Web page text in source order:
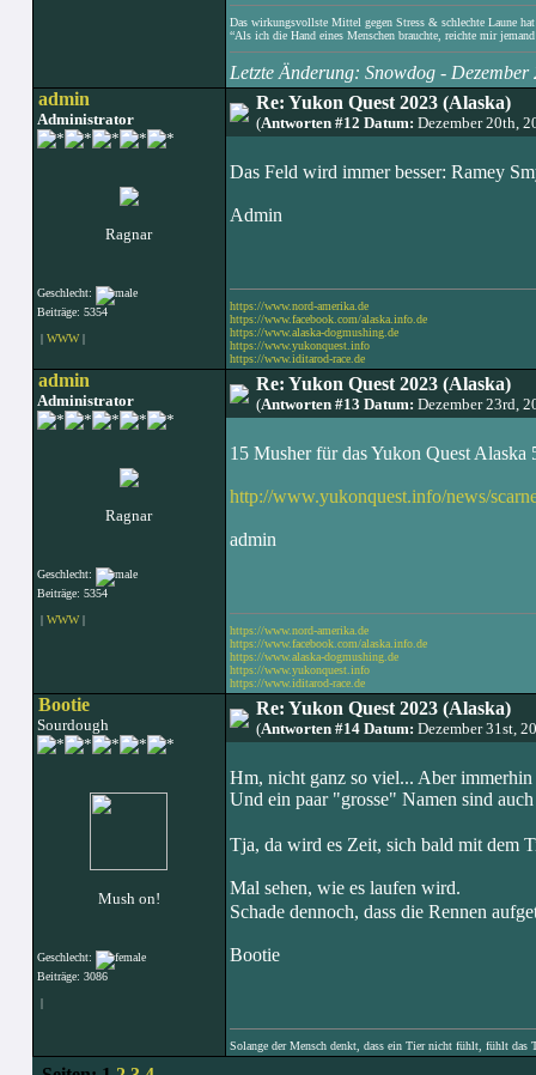
Das wirkungsvollste Mittel gegen Stress & schlechte Laune
“Als ich die Hand eines Menschen brauchte, reichte mir jemand
Letzte Änderung: Snowdog -
admin
Administrator
Ragnar
Geschlecht:
Beiträge: 5354
| WWW|
Re: Yukon Quest 2023 (Alaska)
(Antworten #12 Datum: Dezember 20th,
Das Feld wird immer besser: Ramey
Admin
https://www.nord-amerika.de
https://www.facebook.com/alaska.info.de
https://www.alaska-dogmushing.de
https://www.yukonquest.info
https://www.iditarod-race.de
admin
Administrator
Ragnar
Geschlecht:
Beiträge: 5354
| WWW|
Re: Yukon Quest 2023 (Alaska)
(Antworten #13 Datum: Dezember 23rd,
15 Musher für das Yukon Quest Alaska
http://www.yukonquest.info/news/
admin
https://www.nord-amerika.de
https://www.facebook.com/alaska.info.de
https://www.alaska-dogmushing.de
https://www.yukonquest.info
https://www.iditarod-race.de
Bootie
Sourdough
Mush on!
Geschlecht:
Beiträge: 3086
|
Re: Yukon Quest 2023 (Alaska)
(Antworten #14 Datum: Dezember 31st,
Hm, nicht ganz so viel... Aber
Und ein paar "grosse" Namen sind
Tja, da wird es Zeit, sich bald mit dem
Mal sehen, wie es laufen wird.
Schade dennoch, dass die Rennen
Bootie
Solange der Mensch denkt, dass ein Tier nicht fühlt, fühlt das